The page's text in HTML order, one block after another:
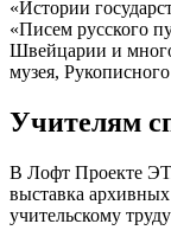
«Истории
«Писем русского
Швейцарии и
музея,
Учителям
В Лофт Проекте
выставка
учительскому